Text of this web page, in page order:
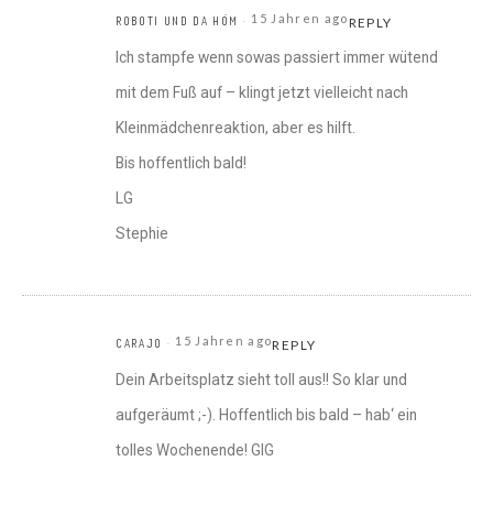
ROBOTI UND DA HÖM 15 Jahren agoREPLY
Ich stampfe wenn sowas passiert immer wütend
mit dem Fuß auf – klingt jetzt vielleicht nach
Kleinmädchenreaktion, aber es hilft.
Bis hoffentlich bald!
LG
Stephie
CARAJO 15 Jahren agoREPLY
Dein Arbeitsplatz sieht toll aus!! So klar und
aufgeräumt ;-). Hoffentlich bis bald – hab‘ ein
tolles Wochenende! GlG